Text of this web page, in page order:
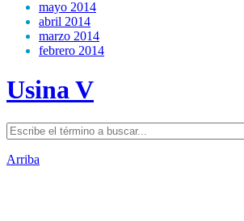
mayo 2014
abril 2014
marzo 2014
febrero 2014
Usina V
Arriba